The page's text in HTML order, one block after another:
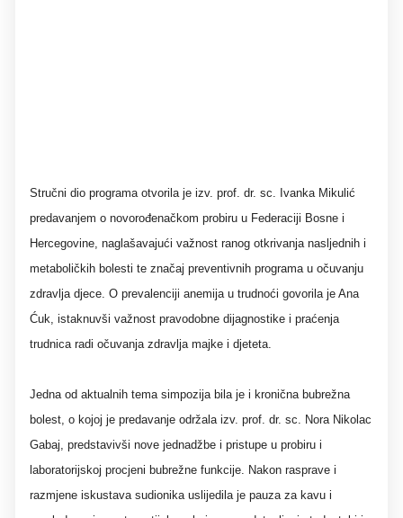
Stručni dio programa otvorila je izv. prof. dr. sc. Ivanka Mikulić
predavanjem o novorođenačkom probiru u Federaciji Bosne i
Hercegovine, naglašavajući važnost ranog otkrivanja nasljednih i
metaboličkih bolesti te značaj preventivnih programa u očuvanju
zdravlja djece. O prevalenciji anemija u trudnoći govorila je Ana
Ćuk, istaknuvši važnost pravodobne dijagnostike i praćenja
trudnica radi očuvanja zdravlja majke i djeteta.
Jedna od aktualnih tema simpozija bila je i kronična bubrežna
bolest, o kojoj je predavanje održala izv. prof. dr. sc. Nora Nikolac
Gabaj, predstavivši nove jednadžbe i pristupe u probiru i
laboratorijskoj procjeni bubrežne funkcije. Nakon rasprave i
razmjene iskustava sudionika uslijedila je pauza za kavu i